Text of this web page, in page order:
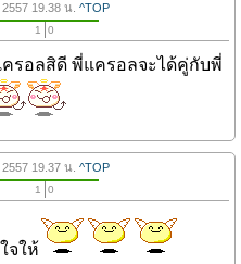
19.38 น. ^TOP
1 0
รอลสิดี พี่แครอลจะได้คู่กับพี่
19.37 น. ^TOP
1 0
จให้